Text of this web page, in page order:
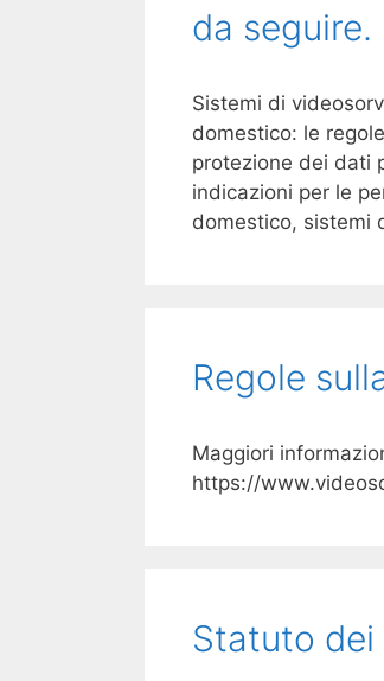
da
Sistemi di
domestico: le
protezione dei dati
indicazioni per le
domestico, sistemi
Regole
Maggiori
https://
Statuto